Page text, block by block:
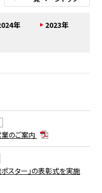
年
2023年
のご案内
スター」の表彰式を実施